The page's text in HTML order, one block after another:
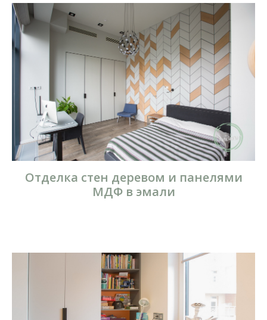
Отделка стен деревом и панелями
МДФ в эмали